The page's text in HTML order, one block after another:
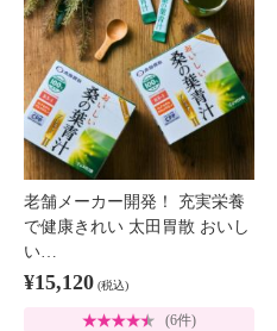
老舗メーカー開発！ 充実栄養
で健康きれい 太田胃散 おいし
い…
¥15,120 (税込)
(6件)